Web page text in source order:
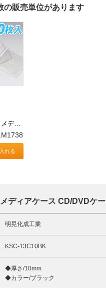
の販売単位があります
明晃化成工業 メディアケース CD/DVDケース ブラック 30枚 KSC-13C10BK
れる
ディアケース CD/DVDケ
明晃化成工業
KSC-13C10BK
◆厚さ/10mm
◆カラー/ブラック